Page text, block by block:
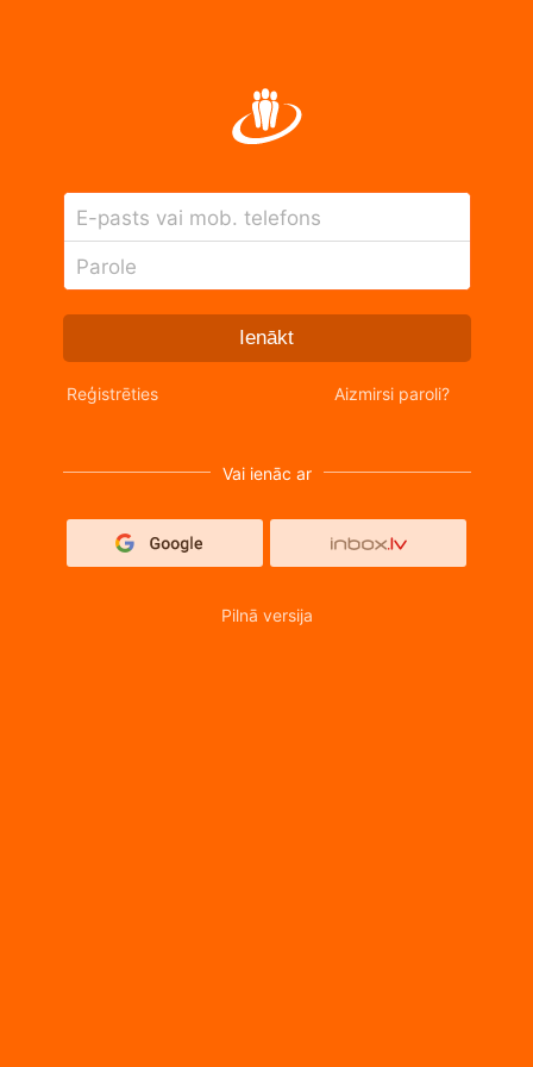
E-pasts vai mob. telefons
Parole
Ienākt
Reģistrēties Aizmirsi paroli?
Vai ienāc ar
Pilnā versija